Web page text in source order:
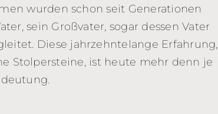
wurden schon seit Generationen
sein Großvater, sogar dessen Vater
Diese jahrzehntelange Erfahrung,
Stolpersteine, ist heute mehr denn je